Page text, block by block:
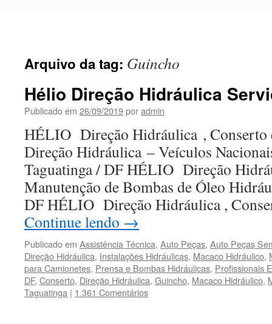
Arquivo da tag: Guincho
Hélio Direção Hidráulica
Publicado em 26/09/2019poradmin
HÉLIO Direção Hidráulica , Conserto
Direção Hidráulica – Veículos
Taguatinga / DF HÉLIO Direção
Manutenção de Bombas de Óleo
DF HÉLIO Direção Hidráulica ,
Continue lendo →
Publicado em Assistência Técnica, Auto Peças, Auto Peças
Direção Hidráulica, Instalações Hidráulicas, Macaco Hidráulico,
para Camionetes, Prensa e Bombas Hidráulicas, Profissionais
DF, Conserto, Direção Hidráulica, Guincho, Macaco Hidráulico,
Taguatinga | 1.361 Comentários